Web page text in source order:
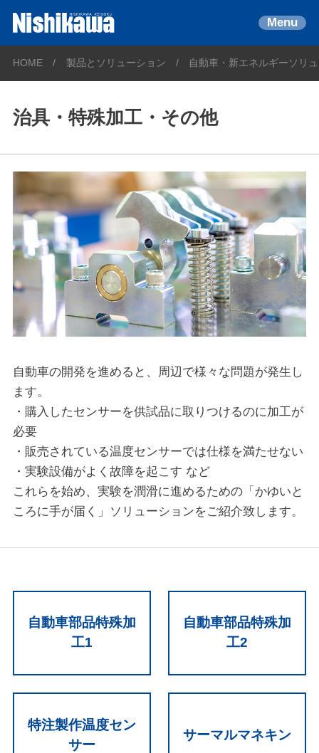
Menu
HOME 製品とソリューション 自動車・新エネルギーソリ
治具・特殊加工・その他
自動車の開発を進めると、周辺で様々な問題が発生し
ます。
・購入したセンサーを供試品に取りつけるのに加工が
必要
・販売されている温度センサーでは仕様を満たせない
・実験設備がよく故障を起こす など
これらを始め、実験を潤滑に進めるための「かゆいと
ころに手が届く」ソリューションをご紹介致します。
自動車部品特殊加
工1
自動車部品特殊加
工2
特注製作温度セン
サー
サーマルマネキン